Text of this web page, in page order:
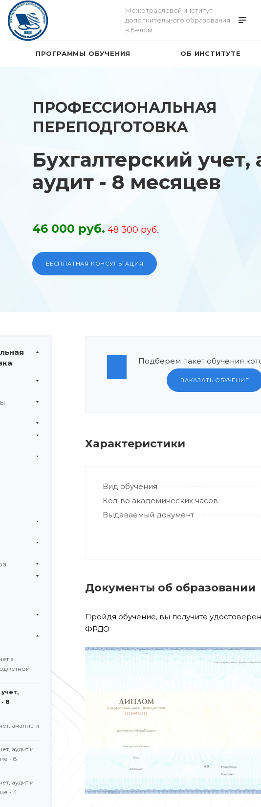
Межотраслевой институт
дополнительного образования
в Белом
ПРОГРАММЫ ОБУЧЕНИЯ ОБ ИНСТИТУТЕ
ПРОФЕССИОНАЛЬНАЯ
ПЕРЕПОДГОТОВКА
Бухгалтерский учет,
аудит - 8 месяцев
46 000 руб. 48 300 руб.
БЕСПЛАТНАЯ КОНСУЛЬТАЦИЯ
в
8
анализ и
аудит и
- 8
аудит и
- 4
Подберем пакет обучения
ЗАКАЗАТЬ ОБУЧЕНИЕ
Характеристики
Вид обучения
Кол-во академических часов
Выдаваемый документ
Документы об образовании
Пройдя обучение, вы получите
ФРДО